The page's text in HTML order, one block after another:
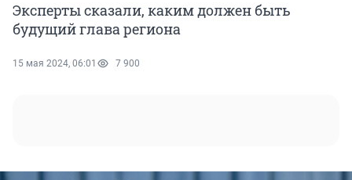
Эксперты сказали, каким должен быть
будущий глава региона
15 мая 2024, 06:01 7 900